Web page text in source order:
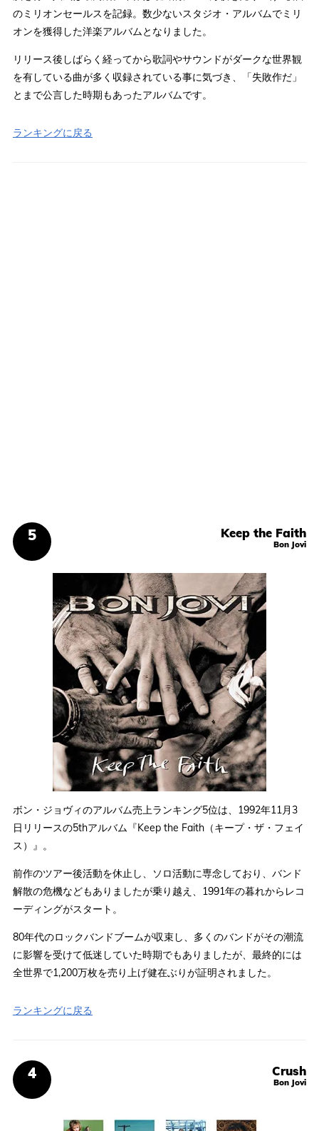
のミリオンセールスを記録。数少ないスタジオ・アルバムでミリ
オンを獲得した洋楽アルバムとなりました。
リリース後しばらく経ってから歌詞やサウンドがダークな世界観
を有している曲が多く収録されている事に気づき、「失敗作だ」
とまで公言した時期もあったアルバムです。
ランキングに戻る
Keep the Faith
Bon Jovi
ボン・ジョヴィのアルバム売上ランキング5位は、1992年11月3
日リリースの5thアルバム『Keep the Faith（キープ・ザ・フェイ
ス）』。
前作のツアー後活動を休止し、ソロ活動に専念しており、バンド
解散の危機などもありましたが乗り越え、1991年の暮れからレコ
ーディングがスタート。
80年代のロックバンドブームが収束し、多くのバンドがその潮流
に影響を受けて低迷していた時期でもありましたが、最終的には
全世界で1,200万枚を売り上げ健在ぶりが証明されました。
ランキングに戻る
Crush
Bon Jovi